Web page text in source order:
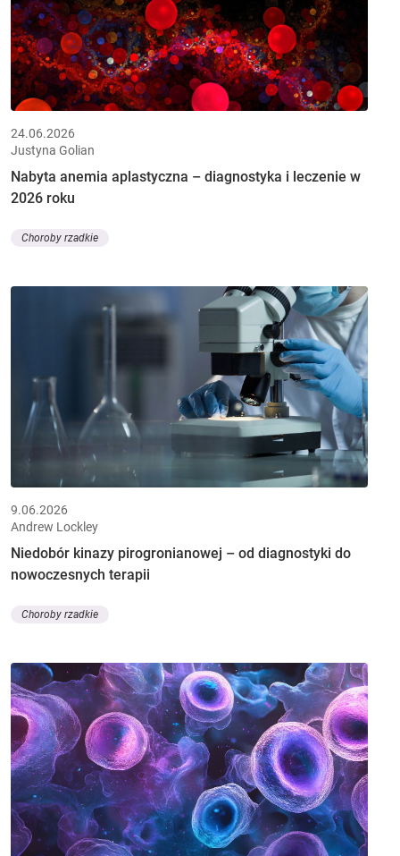
24.06.2026
Justyna Golian
Nabyta anemia aplastyczna – diagnostyka i leczenie w
2026 roku
Choroby rzadkie
9.06.2026
Andrew Lockley
Niedobór kinazy pirogronianowej – od diagnostyki do
nowoczesnych terapii
Choroby rzadkie